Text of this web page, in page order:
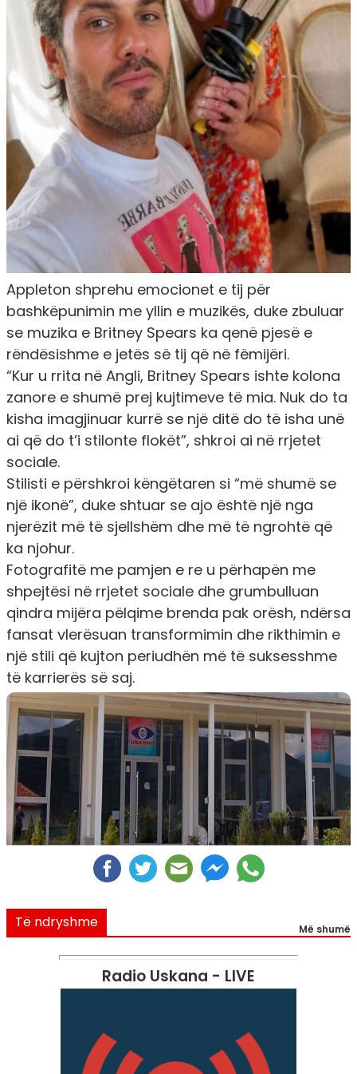
Appleton shprehu emocionet e tij për
bashkëpunimin me yllin e muzikës, duke zbuluar
se muzika e Britney Spears ka qenë pjesë e
rëndësishme e jetës së tij që në fëmijëri.
“Kur u rrita në Angli, Britney Spears ishte kolona
zanore e shumë prej kujtimeve të mia. Nuk do ta
kisha imagjinuar kurrë se një ditë do të isha unë
ai që do t’i stilonte flokët”, shkroi ai në rrjetet
sociale.
Stilisti e përshkroi këngëtaren si “më shumë se
një ikonë”, duke shtuar se ajo është një nga
njerëzit më të sjellshëm dhe më të ngrohtë që
ka njohur.
Fotografitë me pamjen e re u përhapën me
shpejtësi në rrjetet sociale dhe grumbulluan
qindra mijëra pëlqime brenda pak orësh, ndërsa
fansat vlerësuan transformimin dhe rikthimin e
një stili që kujton periudhën më të suksesshme
të karrierës së saj.
Të ndryshme Më shumë
Radio Uskana - LIVE